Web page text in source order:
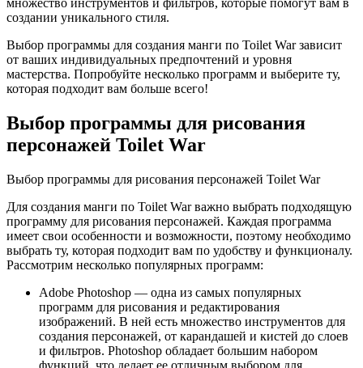
множество инструментов и фильтров, которые помогут вам в
создании уникального стиля.
Выбор программы для создания манги по Toilet War зависит
от ваших индивидуальных предпочтений и уровня
мастерства. Попробуйте несколько программ и выберите ту,
которая подходит вам больше всего!
Выбор программы для рисования
персонажей Toilet War
Выбор программы для рисования персонажей Toilet War
Для создания манги по Toilet War важно выбрать подходящую
программу для рисования персонажей. Каждая программа
имеет свои особенности и возможности, поэтому необходимо
выбрать ту, которая подходит вам по удобству и функционалу.
Рассмотрим несколько популярных программ:
Adobe Photoshop — одна из самых популярных
программ для рисования и редактирования
изображений. В ней есть множество инструментов для
создания персонажей, от карандашей и кистей до слоев
и фильтров. Photoshop обладает большим набором
функций, что делает ее отличным выбором для